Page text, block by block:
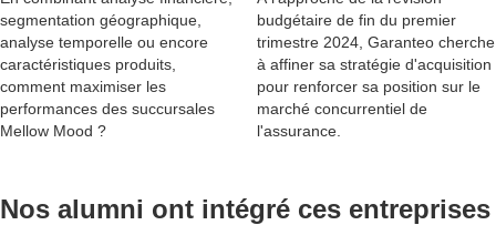
segmentation géographique,
analyse temporelle ou encore
caractéristiques produits,
comment maximiser les
performances des succursales
Mellow Mood ?
budgétaire de fin du premier
trimestre 2024, Garanteo cherche
à affiner sa stratégie d'acquisition
pour renforcer sa position sur le
marché concurrentiel de
l'assurance.
Nos alumni ont intégré ces entreprises